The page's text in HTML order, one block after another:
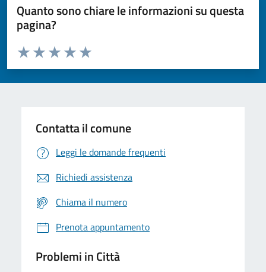
Quanto sono chiare le informazioni su questa
pagina?
Domanda
Valuta da 1 a 5 stelle la pagina
Valuta 5 stelle su 5
Valuta 4 stelle su 5
Valuta 3 stelle su 5
Valuta 2 stelle su 5
Valuta 1 stelle su 5
Contatta il comune
Leggi le domande frequenti
Richiedi assistenza
Chiama il numero
Prenota appuntamento
Problemi in Città